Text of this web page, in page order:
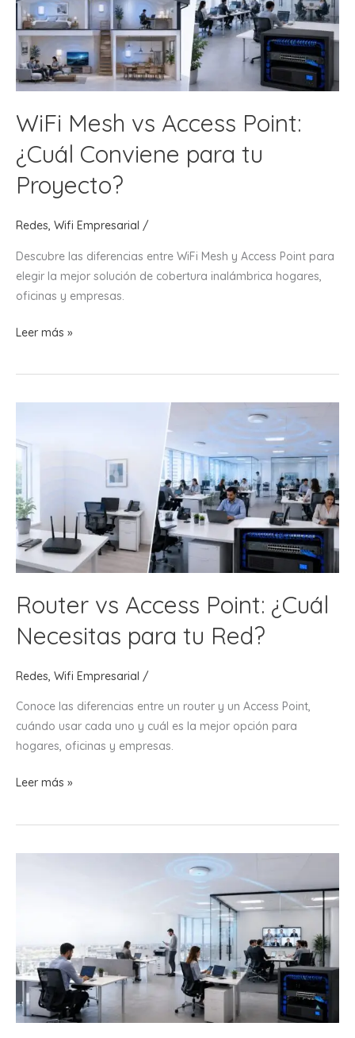
Oficina
o
Empresa?
WiFi Mesh vs Access Point:
¿Cuál Conviene para tu
Proyecto?
Redes, Wifi Empresarial /
Descubre las diferencias entre WiFi Mesh y Access Point para
elegir la mejor solución de cobertura inalámbrica hogares,
oficinas y empresas.
WiFi
vs
Conviene
para
tu
Proyecto?
Leer más »
Router vs Access Point: ¿Cuál
Necesitas para tu Red?
Redes Wifi Empresarial /
Conoce las diferencias entre un router y un Access Point,
cuándo usar cada uno y cuál es la mejor opción para
hogares, oficinas y empresas.
Router
Access
Leer más »